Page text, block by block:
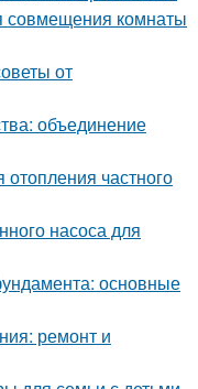
совмещения комнаты
от
объединение
частного
насоса для
основные
ремонт и